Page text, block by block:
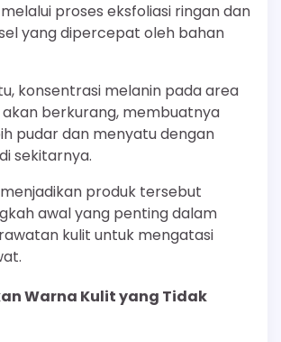
proses eksfoliasi ringan dan
yang dipercepat oleh bahan
konsentrasi melanin pada area
berkurang, membuatnya
pudar dan menyatu dengan
sekitarnya.
produk tersebut
awal yang penting dalam
kulit untuk mengatasi
Warna Kulit yang Tidak